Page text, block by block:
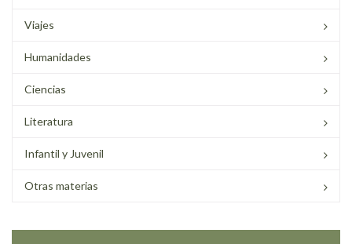
Viajes
Humanidades
Ciencias
Literatura
Infantil y Juvenil
Otras materias